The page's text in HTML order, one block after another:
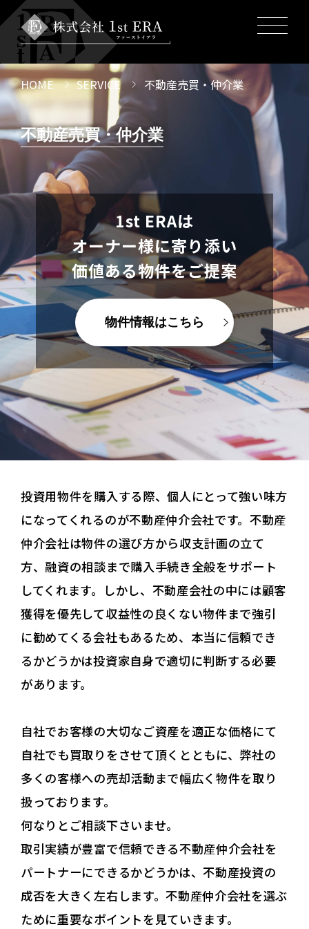
HOME SERVICE 不動産売買・仲介業
不動産売買・仲介業
1st ERAは
オーナー様に寄り添い
価値ある物件をご提案
物件情報はこちら
投資用物件を購入する際、個人にとって強い味方
になってくれるのが不動産仲介会社です。不動産
仲介会社は物件の選び方から収支計画の立て
方、融資の相談まで購入手続き全般をサポート
してくれます。しかし、不動産会社の中には顧客
獲得を優先して収益性の良くない物件まで強引
に勧めてくる会社もあるため、本当に信頼でき
るかどうかは投資家自身で適切に判断する必要
があります。
自社でお客様の大切なご資産を適正な価格にて
自社でも買取りをさせて頂くとともに、弊社の
多くの客様への売却活動まで幅広く物件を取り
扱っております。
何なりとご相談下さいませ。
取引実績が豊富で信頼できる不動産仲介会社を
パートナーにできるかどうかは、不動産投資の
成否を大きく左右します。不動産仲介会社を選ぶ
ために重要なポイントを見ていきます。